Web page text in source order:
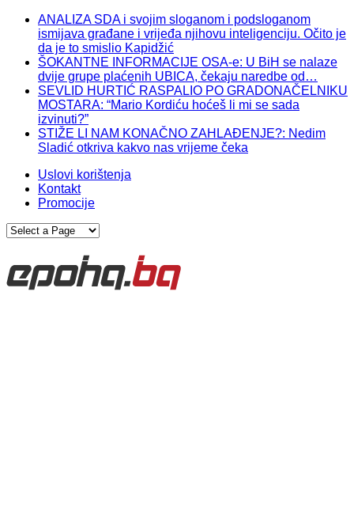
ANALIZA SDA i svojim sloganom i podsloganom
ismijava građane i vrijeđa njihovu inteligenciju. Očito je
da je to smislio Kapidžić
ŠOKANTNE INFORMACIJE OSA-e: U BiH se nalaze
dvije grupe plaćenih UBICA, čekaju naredbe od…
SEVLID HURTIĆ RASPALIO PO GRADONAČELNIKU
MOSTARA: “Mario Kordiću hoćeš li mi se sada
izvinuti?”
STIŽE LI NAM KONAČNO ZAHLAĐENJE?: Nedim
Sladić otkriva kakvo nas vrijeme čeka
Uslovi korištenja
Kontakt
Promocije